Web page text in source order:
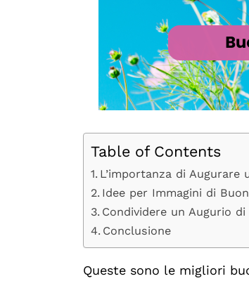
Table of Contents
L’importanza di Augurare
Idee per Immagini di
Condividere un Augurio
Conclusione
Queste sono le migliori